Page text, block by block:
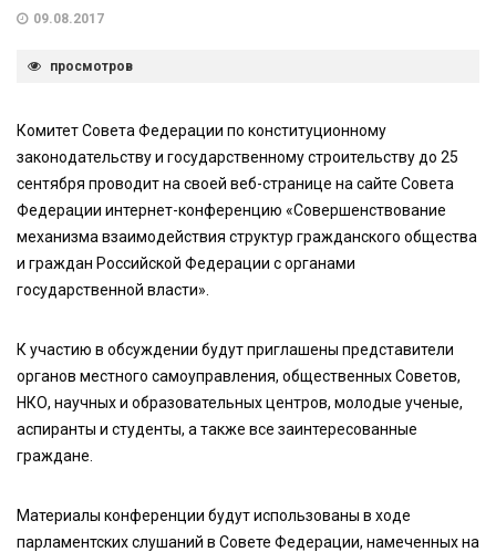
09.08.2017
просмотров
Комитет Совета Федерации по конституционному
законодательству и государственному строительству до 25
сентября проводит на своей веб-странице на сайте Совета
Федерации интернет-конференцию «Совершенствование
механизма взаимодействия структур гражданского общества
и граждан Российской Федерации с органами
государственной власти».
К участию в обсуждении будут приглашены представители
органов местного самоуправления, общественных Советов,
НКО, научных и образовательных центров, молодые ученые,
аспиранты и студенты, а также все заинтересованные
граждане.
Материалы конференции будут использованы в ходе
парламентских слушаний в Совете Федерации, намеченных на